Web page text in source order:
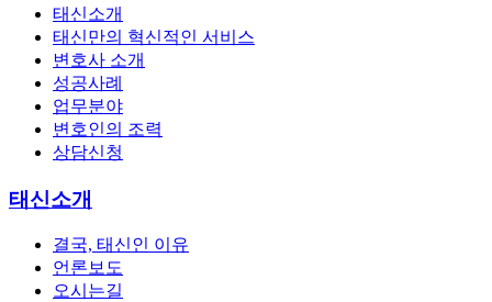
태신소개
태신만의 혁신적인 서비스
변호사 소개
성공사례
업무분야
변호인의 조력
상담신청
태신소개
결국, 태신인 이유
언론보도
오시는길